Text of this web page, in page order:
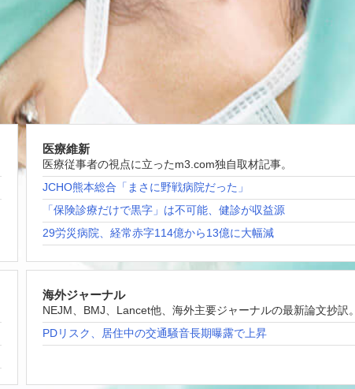
医療維新
医療従事者の視点に立ったm3.com独自取材記事。
JCHO熊本総合「まさに野戦病院だった」
「保険診療だけで黒字」は不可能、健診が収益源
29労災病院、経常赤字114億から13億に大幅減
海外ジャーナル
NEJM、BMJ、Lancet他、海外主要ジャーナルの最新論文抄訳。
PDリスク、居住中の交通騒音長期曝露で上昇